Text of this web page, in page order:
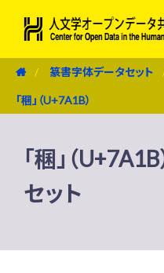
篆書字体データセット
「稛」（U+7A1B）
「稛」（
セット